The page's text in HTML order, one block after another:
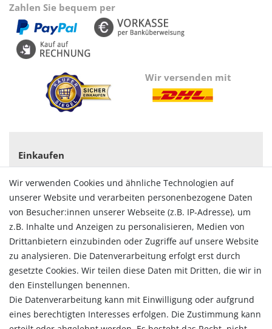
Zahlen Sie bequem per
Wir versenden mit
Einkaufen
Zahlungsarten
Versandarten & -kosten
Widerrufsrecht
Vertrag widerrufen
Konto
Login
Registrieren
Warenkorb
Zur Kasse
Allgemein
Wir verwenden Cookies und ähnliche Technologien auf
unserer Website und verarbeiten personenbezogene Daten
von Besucher:innen unserer Webseite (z.B. IP-Adresse), um
z.B. Inhalte und Anzeigen zu personalisieren, Medien von
Drittanbietern einzubinden oder Zugriffe auf unsere Website
zu analysieren. Die Datenverarbeitung erfolgt erst durch
gesetzte Cookies. Wir teilen diese Daten mit Dritten, die wir in
den Einstellungen benennen.
Die Datenverarbeitung kann mit Einwilligung oder aufgrund
eines berechtigten Interesses erfolgen. Die Zustimmung kann